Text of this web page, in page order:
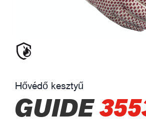
Hővédő kesztyű
GUIDE